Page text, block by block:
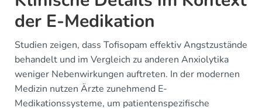
der E-Medikation
Studien zeigen, dass Tofisopam effektiv Angstzustände
behandelt und im Vergleich zu anderen Anxiolytika
weniger Nebenwirkungen auftreten. In der modernen
Medizin nutzen Ärzte zunehmend E-
Medikationssysteme, um patientenspezifische